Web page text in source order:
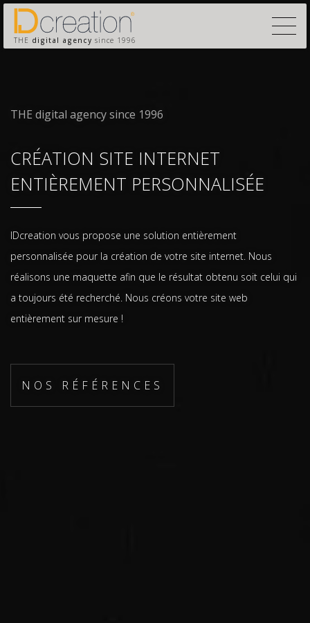
THE digital agency since 1996
THE digital agency since 1996
CRÉATION SITE INTERNET
ENTIÈREMENT PERSONNALISÉE
IDcreation vous propose une solution entièrement
personnalisée pour la création de votre site internet. Nous
réalisons une maquette afin que le résultat obtenu soit celui qui
a toujours été recherché. Nous créons votre site web
entièrement sur mesure !
NOS RÉFÉRENCES